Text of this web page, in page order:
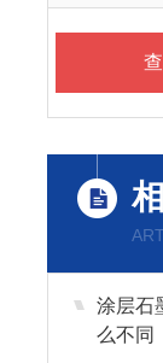
涂层石
么不同